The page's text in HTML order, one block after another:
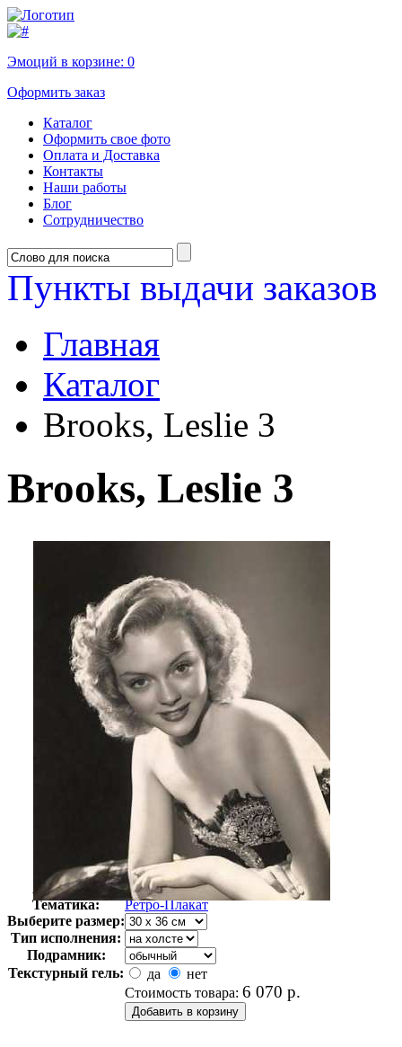
Эмоций в корзине: 0
Оформить заказ
Каталог
Оформить свое фото
Оплата и Доставка
Контакты
Наши работы
Блог
Сотрудничество
Пункты выдачи заказов
Главная
Каталог
Brooks, Leslie 3
Brooks, Leslie 3
Автор:
Неизвестно
Арт-стиль
Ретро-Плакат
Тематика:
Ретро-Плакат
Выберите размер:
Тип исполнения:
Подрамник:
Текстурный гель:
да
нет
Стоимость товара: 6 070 р.